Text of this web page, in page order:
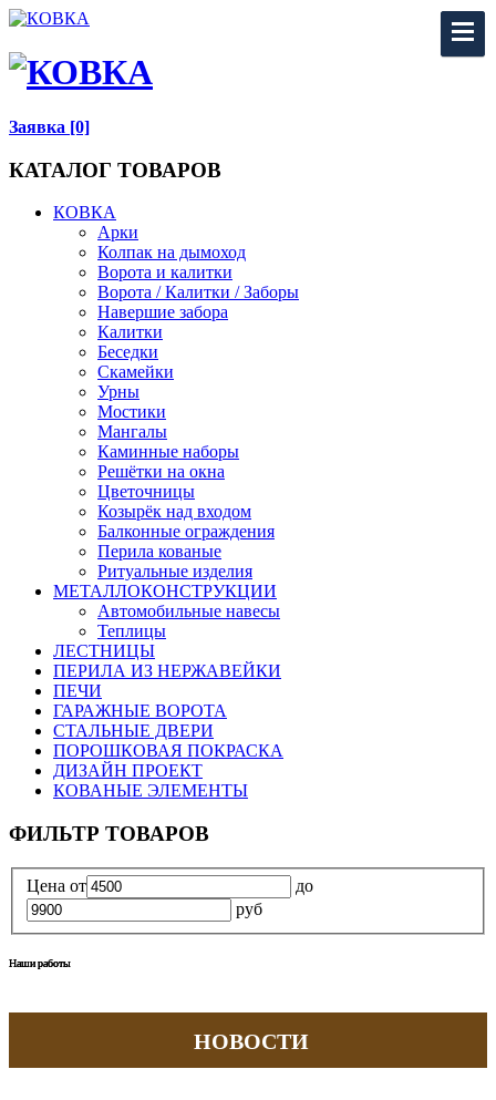
Заявка [0]
КАТАЛОГ ТОВАРОВ
КОВКА
Арки
Колпак на дымоход
Ворота и калитки
Ворота / Калитки / Заборы
Навершие забора
Калитки
Беседки
Скамейки
Урны
Мостики
Мангалы
Каминные наборы
Решётки на окна
Цветочницы
Козырёк над входом
Балконные ограждения
Перила кованые
Ритуальные изделия
МЕТАЛЛОКОНСТРУКЦИИ
Автомобильные навесы
Теплицы
ЛЕСТНИЦЫ
ПЕРИЛА ИЗ НЕРЖАВЕЙКИ
ПЕЧИ
ГАРАЖНЫЕ ВОРОТА
СТАЛЬНЫЕ ДВЕРИ
ПОРОШКОВАЯ ПОКРАСКА
ДИЗАЙН ПРОЕКТ
КОВАНЫЕ ЭЛЕМЕНТЫ
ФИЛЬТР ТОВАРОВ
Цена от
до
руб
Наши работы
Наши работы
Наши работы
НОВОСТИ